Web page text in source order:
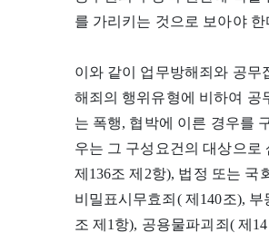
를 가리키는 것으로 보아야 한
이와 같이 업무방해죄와 공
해죄의 행위유형에 비하여 공
는 폭행, 협박에 이른 경우를
우는 그 구성요건의 대상으로
제136조 제2항), 법정 또는 국
비밀표시무효죄( 제140조),
조 제1항), 공용물파괴죄( 제